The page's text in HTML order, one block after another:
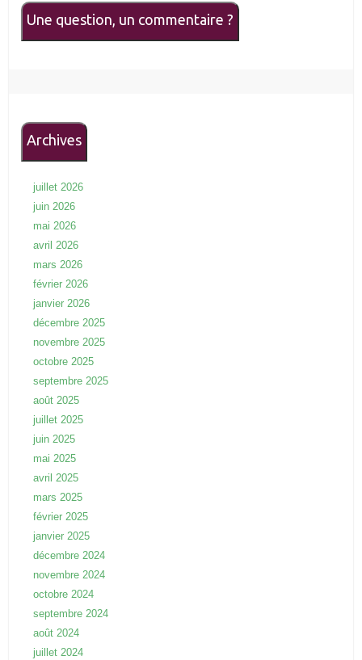
Une question, un commentaire ?
Archives
juillet 2026
juin 2026
mai 2026
avril 2026
mars 2026
février 2026
janvier 2026
décembre 2025
novembre 2025
octobre 2025
septembre 2025
août 2025
juillet 2025
juin 2025
mai 2025
avril 2025
mars 2025
février 2025
janvier 2025
décembre 2024
novembre 2024
octobre 2024
septembre 2024
août 2024
juillet 2024